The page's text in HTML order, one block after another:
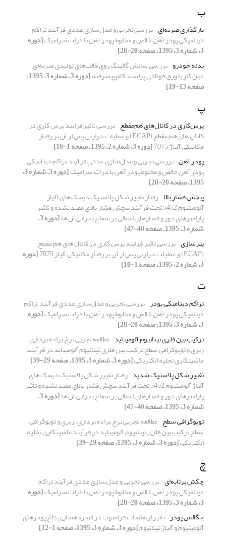
ب
بارگذاری ضربه‌ای بررسی تجربی و مدل‌سازی عددی فرآیند تراکم
دینامیکی پودر آهن خالص و مخلوط‌ پودر آهن با ذرات سرامیک[دوره
3، شماره 3، 1395، صفحه 20-28]
بدنه خودرو بررسی سایش گالینگ روی قالب‌های تولیدی ضربه‌ای
حین کار با ورق ‌فولادی پراستحکام پیشرفته [دوره 3، شماره 3، 1395،
صفحه 13-19]
پ
پرس‌کاری در کانال‌های هم‌مقطع بررسی تاثیر فرایند پرس کاری در
کانال های هم مقطع (ECAP) و عملیات حرارتی پس از آن بر رفتار
مکانیکی آلیاژ 7075
[دوره 3، شماره 2، 1395، صفحه 1-10]
پودر آهن بررسی تجربی و مدل‌سازی عددی فرآیند تراکم دینامیکی
پودر آهن خالص و مخلوط‌ پودر آهن با ذرات سرامیک [دوره 3، شماره 3،
1395، صفحه 20-28]
پیچش فشار بالا رفتار تغییر شکل پلاستیک دیسک های آلیاژ
آلومینیوم 5452 تحت فرآیند پیچش فشار بالای مقید نشده و تأثیر
پارامترهای دور و فشارهای اعمالی بر شعاع بحرانی آن ها [دوره 3،
شماره 3، 1395، صفحه 40-47]
پیرسازی بررسی تاثیر فرایند پرس کاری در کانال های هم مقطع
(ECAP) و عملیات حرارتی پس از آن بر رفتار مکانیکی آلیاژ 7075 [دوره
3، شماره 2، 1395، صفحه 1-10]
ت
تراکم دینامیکی پودر بررسی تجربی و مدل‌سازی عددی فرآیند تراکم
دینامیکی پودر آهن خالص و مخلوط‌ پودر آهن با ذرات سرامیک[دوره
3، شماره 3، 1395، صفحه 20-28]
ترکیب بین فلزی تیتانیوم آلومیناید مطالعه تجربی نرخ براده برداری،
زبری و توپوگرافی سطح ترکیب بین فلزی تیتانیوم آلومیناید در فرآیند
ماشینکاری تخلیه الکتریکی[دوره 3، شماره 3، 1395، صفحه 29-39]
تغییر شکل پلاستیک شدید رفتار تغییر شکل پلاستیک دیسک های
آلیاژ آلومینیوم 5452 تحت فرآیند پیچش فشار بالای مقید نشده و تأثیر
پارامترهای دور و فشارهای اعمالی بر شعاع بحرانی آن ها [دوره 3،
شماره 3، 1395، صفحه 40-47]
توپوگرافی سطح مطالعه تجربی نرخ براده برداری، زبری و توپوگرافی
سطح ترکیب بین فلزی تیتانیوم آلومیناید در فرآیند ماشینکاری تخلیه
الکتریکی[دوره 3، شماره 3، 1395، صفحه 29-39]
چ
چکش پرتابه‌ای بررسی تجربی و مدل‌سازی عددی فرآیند تراکم
دینامیکی پودر آهن خالص و مخلوط‌ پودر آهن با ذرات سرامیک[دوره
3، شماره 3، 1395، صفحه 20-28]
چگالش پودر
تاثیر ارتعاشات فراصوت در فشرده‎سازی داغ پودرهای
آلومینیوم و آلیاژ تیتانیوم[دوره 3، شماره 3، 1395، صفحه 1-12]